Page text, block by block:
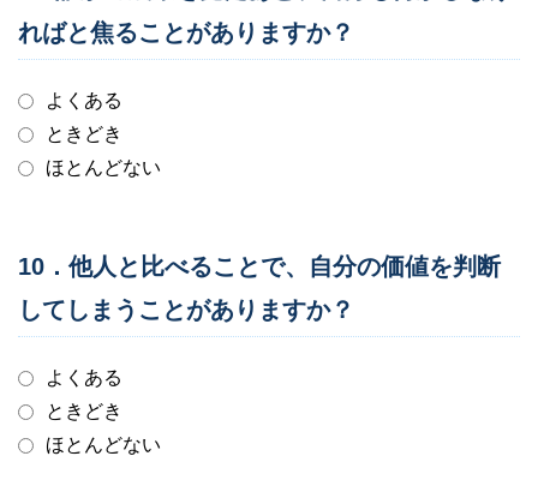
ればと焦ることがありますか？
よくある
ときどき
ほとんどない
10．他人と比べることで、自分の価値を判断
してしまうことがありますか？
よくある
ときどき
ほとんどない